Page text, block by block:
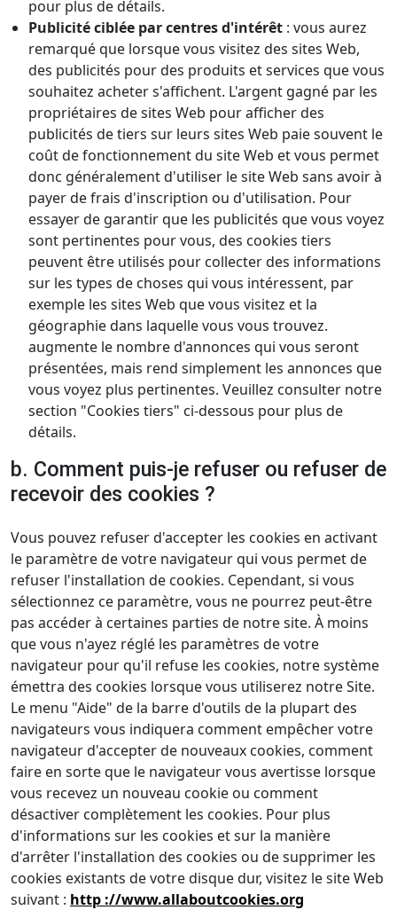
pour plus de détails.
Publicité ciblée par centres d'intérêt : vous aurez
remarqué que lorsque vous visitez des sites Web,
des publicités pour des produits et services que vous
souhaitez acheter s'affichent. L'argent gagné par les
propriétaires de sites Web pour afficher des
publicités de tiers sur leurs sites Web paie souvent le
coût de fonctionnement du site Web et vous permet
donc généralement d'utiliser le site Web sans avoir à
payer de frais d'inscription ou d'utilisation. Pour
essayer de garantir que les publicités que vous voyez
sont pertinentes pour vous, des cookies tiers
peuvent être utilisés pour collecter des informations
sur les types de choses qui vous intéressent, par
exemple les sites Web que vous visitez et la
géographie dans laquelle vous vous trouvez.
augmente le nombre d'annonces qui vous seront
présentées, mais rend simplement les annonces que
vous voyez plus pertinentes. Veuillez consulter notre
section "Cookies tiers" ci-dessous pour plus de
détails.
b. Comment puis-je refuser ou refuser de
recevoir des cookies ?
Vous pouvez refuser d'accepter les cookies en activant
le paramètre de votre navigateur qui vous permet de
refuser l'installation de cookies. Cependant, si vous
sélectionnez ce paramètre, vous ne pourrez peut-être
pas accéder à certaines parties de notre site. À moins
que vous n'ayez réglé les paramètres de votre
navigateur pour qu'il refuse les cookies, notre système
émettra des cookies lorsque vous utiliserez notre Site.
Le menu "Aide" de la barre d'outils de la plupart des
navigateurs vous indiquera comment empêcher votre
navigateur d'accepter de nouveaux cookies, comment
faire en sorte que le navigateur vous avertisse lorsque
vous recevez un nouveau cookie ou comment
désactiver complètement les cookies. Pour plus
d'informations sur les cookies et sur la manière
d'arrêter l'installation des cookies ou de supprimer les
cookies existants de votre disque dur, visitez le site Web
suivant : http ://www.allaboutcookies.org